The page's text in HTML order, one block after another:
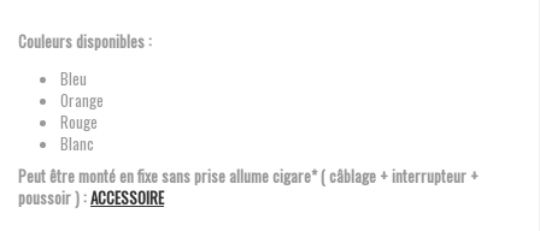
Couleurs disponibles :
Bleu
Orange
Rouge
Blanc
Peut être monté en fixe sans prise allume cigare* ( câblage + interrupteur +
poussoir ) :ACCESSOIRE